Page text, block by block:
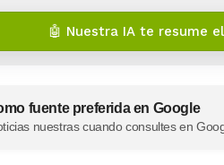
🤖 Nuestra IA te resume
fuente preferida en Google
nuestras cuando consultes en